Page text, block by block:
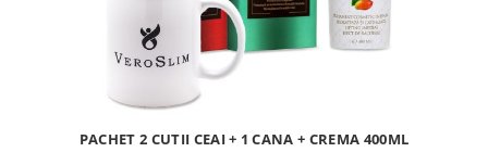
PACHET 2 CUTII CEAI + 1 CANA + CREMA 400ML